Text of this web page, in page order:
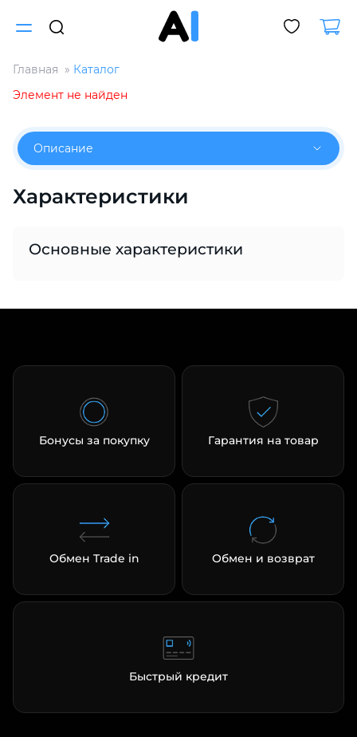
Главная
Каталог
Элемент не найден
Описание
Характеристики
Основные характеристики
Бонусы за покупку Гарантия на товар
Обмен Trade in Обмен и возврат
Быстрый кредит
Разбейте
оплату
без переплат
График платежей
25%
в корзину
25% картой любого банка
Получайте товар
выбранный способом
Оставшиеся75% будут
каждые 2 недели
Подробнее